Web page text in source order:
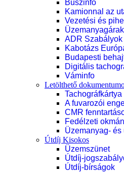
Buszinfo
Kamionnal az
Vezetési és
Üzemanyagárak
ADR Szabályok
Kabotázs
Budapesti
Digitális
Váminfo
Letölthető
A fuvarozói
CMR
Fedélzeti
Üzemanyag-
Útdíj Kisokos
Üzemszünet
Útdíj-
Útdíj-bírságok